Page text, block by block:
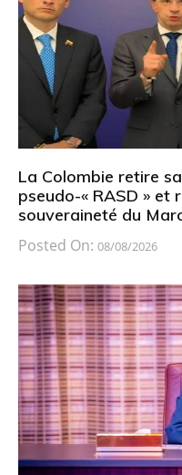
La Colombie retire
pseudo-« RASD »
souveraineté du
Posted On: 08/08/2026